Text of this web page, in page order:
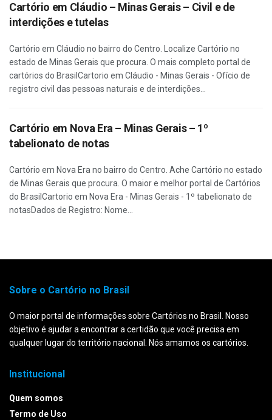
Cartório em Cláudio – Minas Gerais – Civil e de
interdições e tutelas
Cartório em Cláudio no bairro do Centro. Localize Cartório no
estado de Minas Gerais que procura. O mais completo portal de
cartórios do BrasilCartorio em Cláudio - Minas Gerais - Ofício de
registro civil das pessoas naturais e de interdições...
Cartório em Nova Era – Minas Gerais – 1º
tabelionato de notas
Cartório em Nova Era no bairro do Centro. Ache Cartório no estado
de Minas Gerais que procura. O maior e melhor portal de Cartórios
do BrasilCartorio em Nova Era - Minas Gerais - 1º tabelionato de
notasDados de Registro: Nome...
Sobre o Cartório no Brasil
O maior portal de informações sobre Cartórios no Brasil. Nosso
objetivo é ajudar a encontrar a certidão que você precisa em
qualquer lugar do território nacional. Nós amamos os cartórios.
Institucional
Quem somos
Termo de Uso